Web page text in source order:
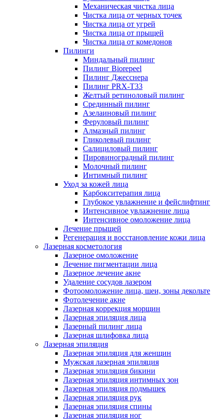
Механическая чистка лица
Чистка лица от черных точек
Чистка лица от угрей
Чистка лица от прыщей
Чистка лица от комедонов
Пилинги
Миндальный пилинг
Пилинг Biorepeel
Пилинг Джесснера
Пилинг PRX-T33
Желтый ретиноловый пилинг
Срединный пилинг
Азелаиновый пилинг
Феруловый пилинг
Алмазный пилинг
Гликолевый пилинг
Салициловый пилинг
Пировиноградный пилинг
Молочный пилинг
Интимный пилинг
Уход за кожей лица
Карбокситерапия лица
Глубокое увлажнение и фейслифтинг
Интенсивное увлажнение лица
Интенсивное омоложение лица
Лечение прыщей
Регенерация и восстановление кожи лица
Лазерная косметология
Лазерное омоложение
Лечение пигментации лица
Лазерное лечение акне
Удаление сосудов лазером
Фотоомоложение лица, шеи, зоны декольте
Фотолечение акне
Лазерная коррекция морщин
Лазерная эпиляция лица
Лазерный пилинг лица
Лазерная шлифовка лица
Лазерная эпиляция
Лазерная эпиляция для женщин
Мужская лазерная эпиляция
Лазерная эпиляция бикини
Лазерная эпиляция интимных зон
Лазерная эпиляция подмышек
Лазерная эпиляция рук
Лазерная эпиляция спины
Лазерная эпиляция ног